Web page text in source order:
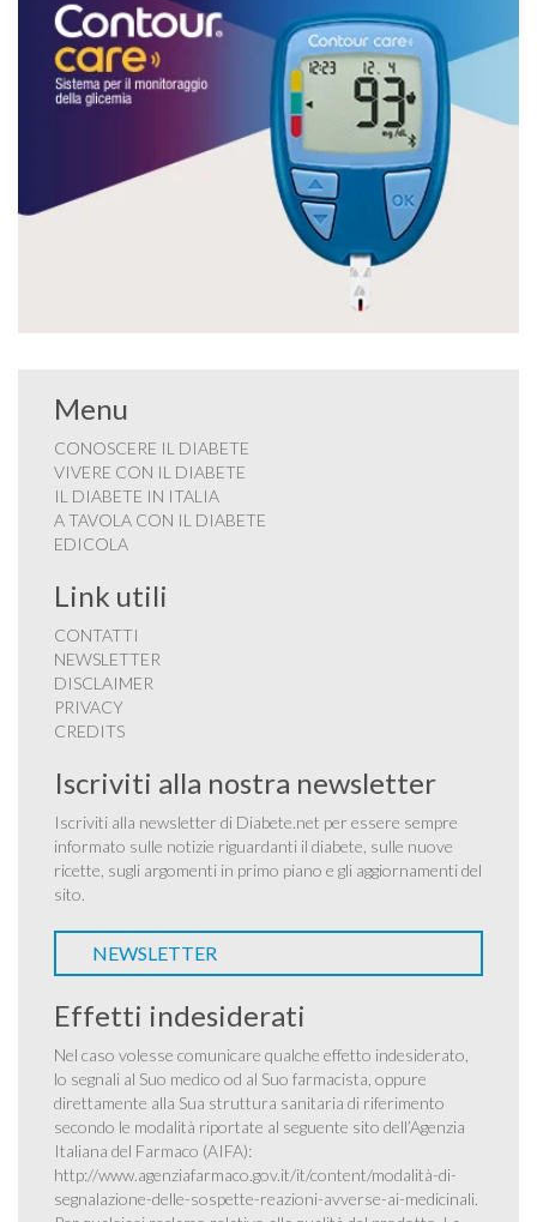
Menu
CONOSCERE IL DIABETE
VIVERE CON IL DIABETE
IL DIABETE IN ITALIA
A TAVOLA CON IL DIABETE
EDICOLA
Link utili
CONTATTI
NEWSLETTER
DISCLAIMER
PRIVACY
CREDITS
Iscriviti alla nostra newsletter
Iscriviti alla newsletter di Diabete.net per essere sempre
informato sulle notizie riguardanti il diabete, sulle nuove
ricette, sugli argomenti in primo piano e gli aggiornamenti del
sito.
NEWSLETTER
Effetti indesiderati
Nel caso volesse comunicare qualche effetto indesiderato,
lo segnali al Suo medico od al Suo farmacista, oppure
direttamente alla Sua struttura sanitaria di riferimento
secondo le modalità riportate al seguente sito dell’Agenzia
Italiana del Farmaco (AIFA):
http://www.agenziafarmaco.gov.it/it/content/modalità-di-
segnalazione-delle-sospette-reazioni-avverse-ai-medicinali.